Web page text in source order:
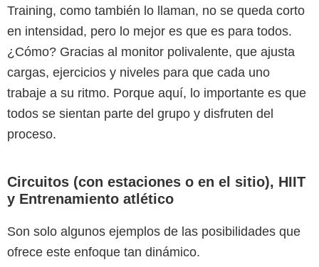
Training, como también lo llaman, no se queda corto
en intensidad, pero lo mejor es que es para todos.
¿Cómo? Gracias al monitor polivalente, que ajusta
cargas, ejercicios y niveles para que cada uno
trabaje a su ritmo. Porque aquí, lo importante es que
todos se sientan parte del grupo y disfruten del
proceso.
Circuitos (con estaciones o en el sitio), HIIT
y Entrenamiento atlético
Son solo algunos ejemplos de las posibilidades que
ofrece este enfoque tan dinámico.